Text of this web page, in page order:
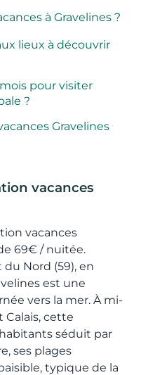
à Gravelines ?
lieux à découvrir
pour visiter
?
Gravelines
vacances
vacances
69€ / nuitée.
Nord (59), en
est une
vers la mer. À mi-
cette
séduit par
ses plages
typique de la